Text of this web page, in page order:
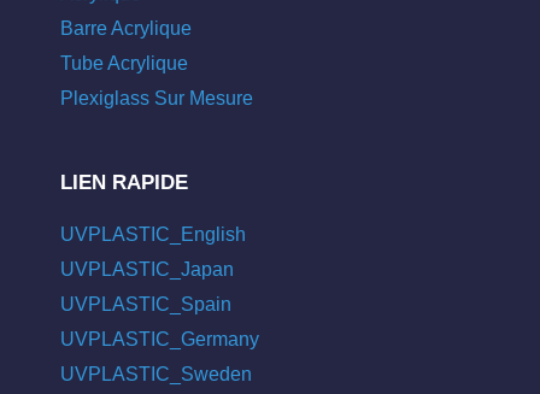
Barre Acrylique
Tube Acrylique
Plexiglass Sur Mesure
LIEN RAPIDE
UVPLASTIC_English
UVPLASTIC_Japan
UVPLASTIC_Spain
UVPLASTIC_Germany
UVPLASTIC_Sweden